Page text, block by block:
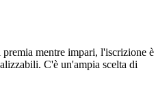
premia mentre impari, l'iscrizione è
C'è un'ampia scelta di